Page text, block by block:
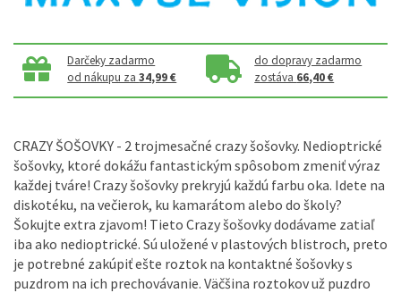
Darčeky zadarmo
od nákupu za34,99 €
do dopravy zadarmo
zostáva 66,40 €
CRAZY ŠOŠOVKY - 2 trojmesačné crazy šošovky. Nedioptrické
šošovky, ktoré dokážu fantastickým spôsobom zmeniť výraz
každej tváre! Crazy šošovky prekryjú každú farbu oka. Idete na
diskotéku, na večierok, ku kamarátom alebo do školy?
Šokujte extra zjavom! Tieto Crazy šošovky dodávame zatiaľ
iba ako nedioptrické. Sú uložené v plastových blistroch, preto
je potrebné zakúpiť ešte roztok na kontaktné šošovky s
puzdrom na ich prechovávanie. Väčšina roztokov už puzdro